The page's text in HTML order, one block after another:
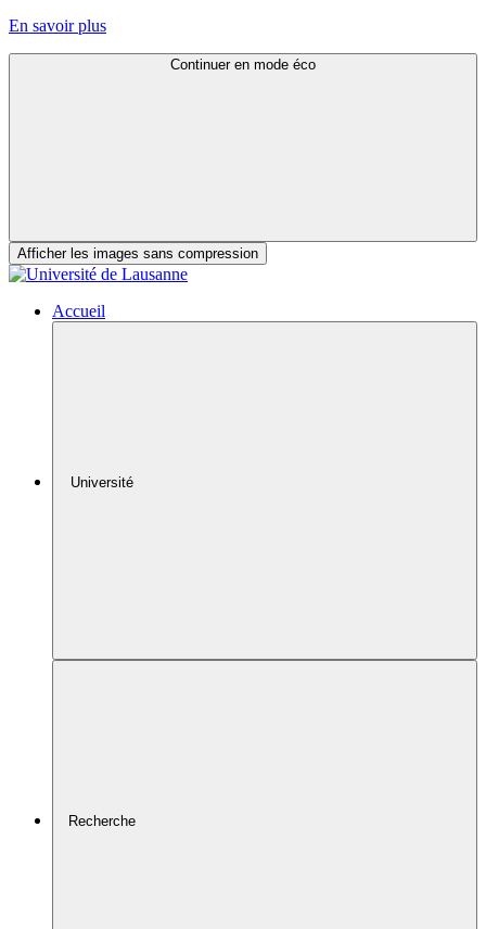
En savoir plus
Continuer en mode éco
Afficher les images sans compression
Accueil
Université
Recherche